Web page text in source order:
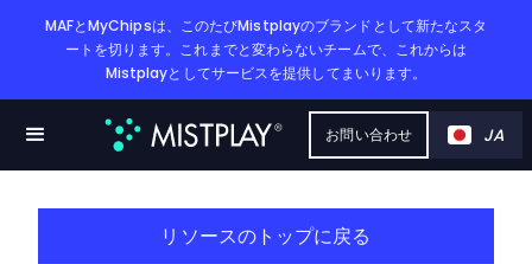
MAFとMyChipsは、このたびMistplayのブランドとして新たなスタ
ートを切ります。これまでと変わらないチームで、これからは
Mistplayとしてサービスを提供してまいります。
JA
お問い合わせ
リソースのトップに戻る